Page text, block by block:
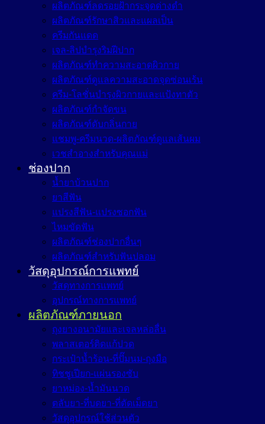
ผลิตภัณฑ์ลดรอยฝ้ากระจุดด่างดำ
ผลิตภัณฑ์รักษาสิวและแผลเป็น
ครีมกันแดด
เจล-ลิปบำรุงริมฝีปาก
ผลิตภัณฑ์ทำความสะอาดผิวกาย
ผลิตภัณฑ์ดูแลความสะอาดจุดซ่อนเร้น
ครีม-โลชั่นบำรุงผิวกายและแป้งทาตัว
ผลิตภัณฑ์กำจัดขน
ผลิตภัณฑ์ดับกลิ่นกาย
แชมพู-ครีมนวด-ผลิตภัณฑ์ดูแลเส้นผม
เวชสำอางสำหรับคุณแม่
ช่องปาก
น้ำยาบ้วนปาก
ยาสีฟัน
แปรงสีฟัน-แปรงซอกฟัน
ไหมขัดฟัน
ผลิตภัณฑ์ช่องปากอื่นๆ
ผลิตภัณฑ์สำหรับฟันปลอม
วัสดุอุปกรณ์การแพทย์
วัสดุทางการแพทย์
อุปกรณ์ทางการแพทย์
ผลิตภัณฑ์ภายนอก
ถุงยางอนามัยและเจลหล่อลื่น
พลาสเตอร์ติดแก้ปวด
กระเป๋าน้ำร้อน-ที่ปั๊มนม-ถุงมือ
ทิชชูเปียก-แผ่นรองซับ
ยาหม่อง-น้ำมันนวด
ตลับยา-ที่บดยา-ที่ตัดเม็ดยา
วัสดุอุปกรณ์ใช้ส่วนตัว